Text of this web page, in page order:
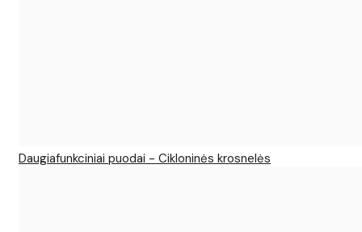
Daugiafunkciniai puodai - Cikloninės krosnelės